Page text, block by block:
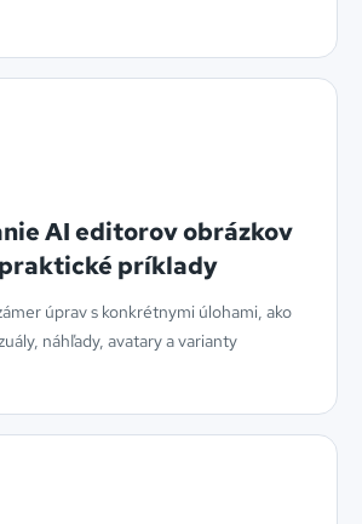
AI editorov obrázkov
príklady
úprav s konkrétnymi úlohami, ako
náhľady, avatary a varianty